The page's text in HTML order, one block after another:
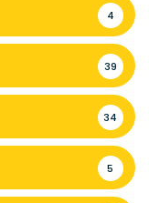
4
39
34
5